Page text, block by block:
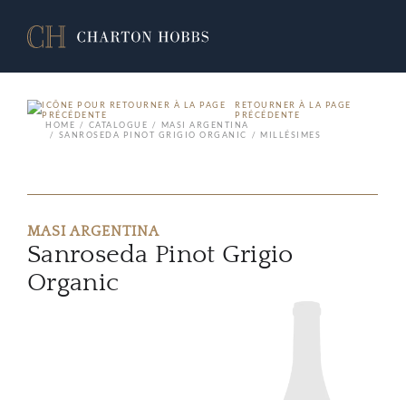
RETOURNER À LA PAGE
PRÉCÉDENTE
HOME
CATALOGUE
MASI ARGENTINA
SANROSEDA PINOT GRIGIO ORGANIC
MILLÉSIMES
MASI ARGENTINA
Sanroseda Pinot Grigio
Organic